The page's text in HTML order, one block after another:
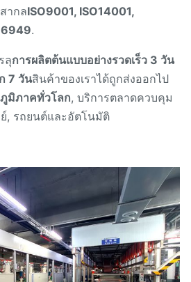
ากลISO9001, ISO14001,
.
ลุการผลิตต้นแบบอย่างรวดเร็ว 3 วัน
7 วันสินค้าของเราได้ถูกส่งออกไป
มิภาคทั่วโลก, บริการตลาดควบคุม
, รถยนต์และอัตโนมัติ